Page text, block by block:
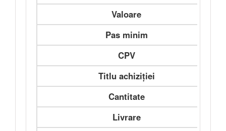
Valoare
Pas minim
CPV
Titlu achiziției
Cantitate
Livrare